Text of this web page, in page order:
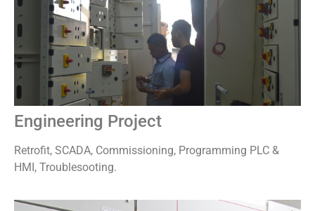
Engineering Project
Retrofit, SCADA, Commissioning, Programming PLC &
HMI, Troublesooting.